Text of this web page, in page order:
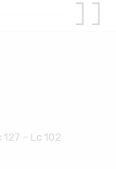
– Lc 102